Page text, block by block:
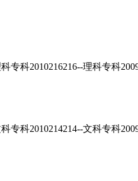
科2010216216--理科专科
科2010214214--文科专科